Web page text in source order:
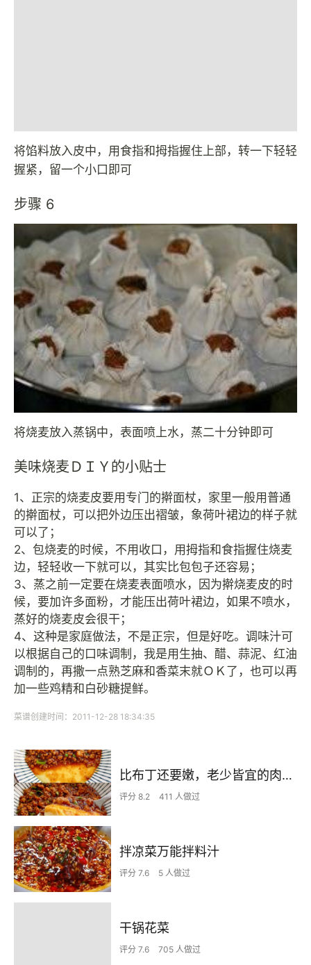
将馅料放入皮中，用食指和拇指握住上部，转一下轻轻
握紧，留一个小口即可
步骤 6
将烧麦放入蒸锅中，表面喷上水，蒸二十分钟即可
美味烧麦ＤＩＹ的小贴士
1、正宗的烧麦皮要用专门的擀面杖，家里一般用普通
的擀面杖，可以把外边压出褶皱，象荷叶裙边的样子就
可以了；
2、包烧麦的时候，不用收口，用拇指和食指握住烧麦
边，轻轻收一下就可以，其实比包包子还容易；
3、蒸之前一定要在烧麦表面喷水，因为擀烧麦皮的时
候，要加许多面粉，才能压出荷叶裙边，如果不喷水，
蒸好的烧麦皮会很干；
4、这种是家庭做法，不是正宗，但是好吃。调味汁可
以根据自己的口味调制，我是用生抽、醋、蒜泥、红油
调制的，再撒一点熟芝麻和香菜末就ＯＫ了，也可以再
加一些鸡精和白砂糖提鲜。
菜谱创建时间：2011-12-28 18:34:35
比布丁还要嫩，老少皆宜的肉沫蒸蛋
评分 8.2 411 人做过
拌凉菜万能拌料汁
评分 7.6 5 人做过
干锅花菜
评分 7.6 705 人做过